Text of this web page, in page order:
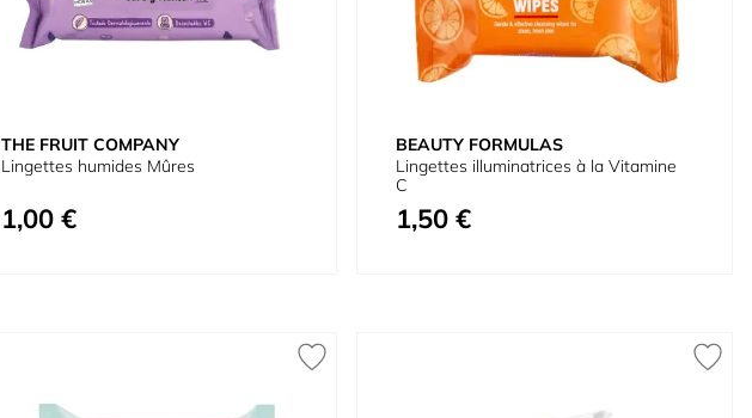
THE FRUIT COMPANY
Lingettes humides Mûres
1,00 €
BEAUTY FORMULAS
Lingettes illuminatrices à la Vitamine
C
1,50 €